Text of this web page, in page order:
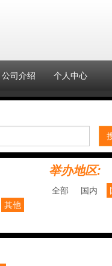
公司介绍 个人中心
其他
举办地区:
全部 国内